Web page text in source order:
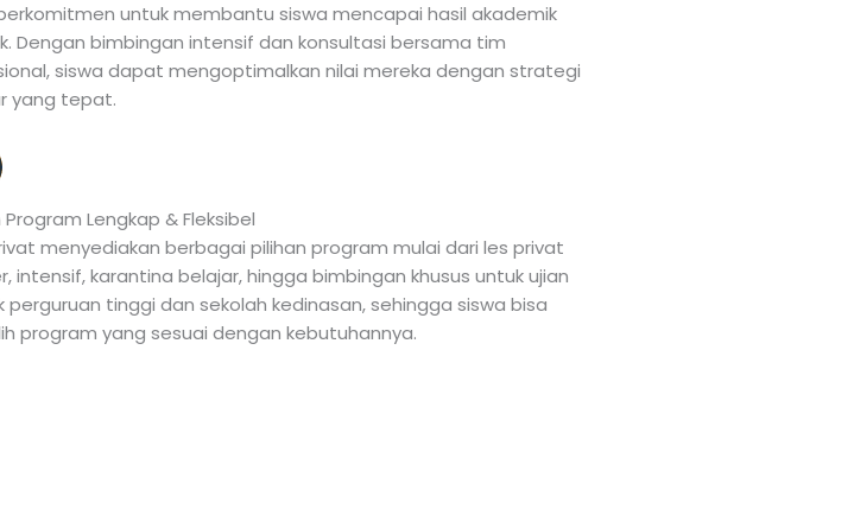
untuk membantu siswa mencapai hasil akademik
Dengan bimbingan intensif dan konsultasi bersama tim
siswa dapat mengoptimalkan nilai mereka dengan strategi
yang tepat.
Program Lengkap & Fleksibel
menyediakan berbagai pilihan program mulai dari les privat
intensif, karantina belajar, hingga bimbingan khusus untuk ujian
perguruan tinggi dan sekolah kedinasan, sehingga siswa bisa
program yang sesuai dengan kebutuhannya.